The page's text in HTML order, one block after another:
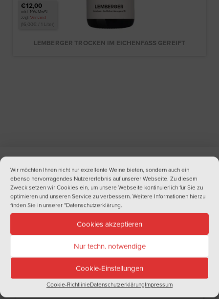
Wir möchten Ihnen nicht nur exzellente Weine bieten, sondern auch ein
ebenso hervorragendes Nutzererlebnis auf unserer Webseite. Zu diesem
Zweck setzen wir Cookies ein, um unsere Webseite kontinuierlich für Sie zu
optimieren und unseren Service zu verbessern. Weitere Informationen hierzu
finden Sie in unserer"Datenschutzerklärung.
Cookies akzeptieren
Nur techn. notwendige
Cookie-Einstellungen
Cookie-RichtlinieDatenschutzerklärungImpressum
€12,00
inkl. 19% MwSt.
zzgl. Versand
16,00€ / 1 Liter)
LEMBERGER TROCKEN IM EICHENFASS GEREIFT
NEWSLETTER
Haben Sie Lust auf regelmäßige Informationen aus der Welt des Weins?
Tragen Sie sich doch gleich in unseren Newsletter ein!
Nachname